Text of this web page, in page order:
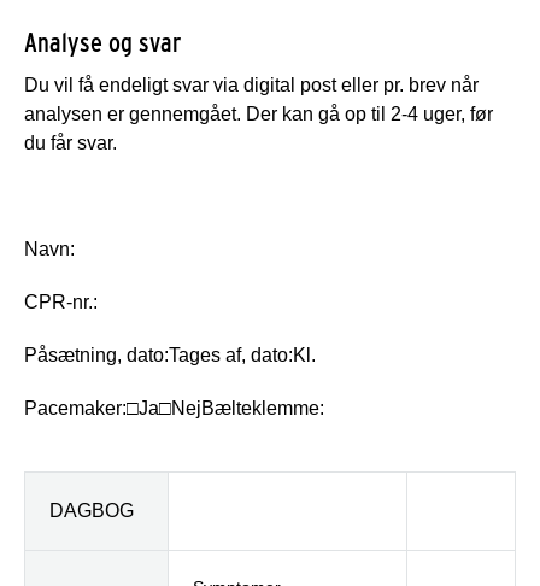
Analyse og svar
Du vil få endeligt svar via digital post eller pr. brev når
analysen er gennemgået. Der kan gå op til 2-4 uger, før
du får svar.
Navn:
CPR-nr.:
Påsætning, dato:Tages af, dato:Kl.
Pacemaker:□Ja□NejBælteklemme:
DAGBOG